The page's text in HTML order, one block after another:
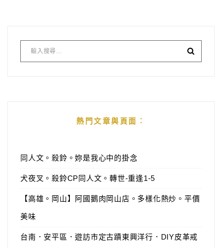
熱門文章與頁面︰
同人文。殺鈴。妳是我心中的掛念
犬夜叉。殺鈴CP同人文。轉世-重逢1-5
【高雄。岡山】阿國鵝肉岡山店。多樣化熱炒。平價
美味
台南．安平區．遊訪市定古蹟東興洋行．DIY皮革戒